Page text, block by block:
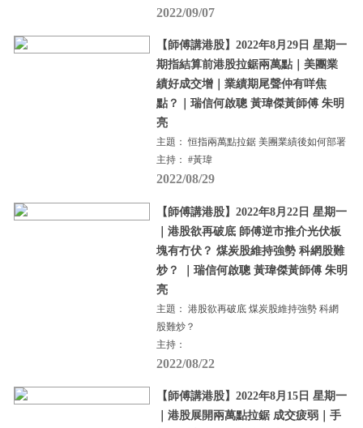
2022/09/07
【師傅講港股】2022年8月29日 星期一
期指結算前港股拉鋸兩萬點｜美團業
績好成交增｜業績期尾聲仲有咩焦
點？｜瑞信何啟聰 黃瑋傑黃師傅 朱明
亮
主題： 恒指兩萬點拉鋸 美團業績後如何部署
主持： #黃瑋
2022/08/29
【師傅講港股】2022年8月22日 星期一
｜港股欲再破底 師傅逆市推介光伏板
塊有冇伏？ 煤炭股維持強勢 科網股難
炒？ ｜瑞信何啟聰 黃瑋傑黃師傅 朱明
亮
主題： 港股欲再破底 煤炭股維持強勢 科網
股難炒？
主持：
2022/08/22
【師傅講港股】2022年8月15日 星期一
｜港股展開兩萬點拉鋸 成交疲弱｜手